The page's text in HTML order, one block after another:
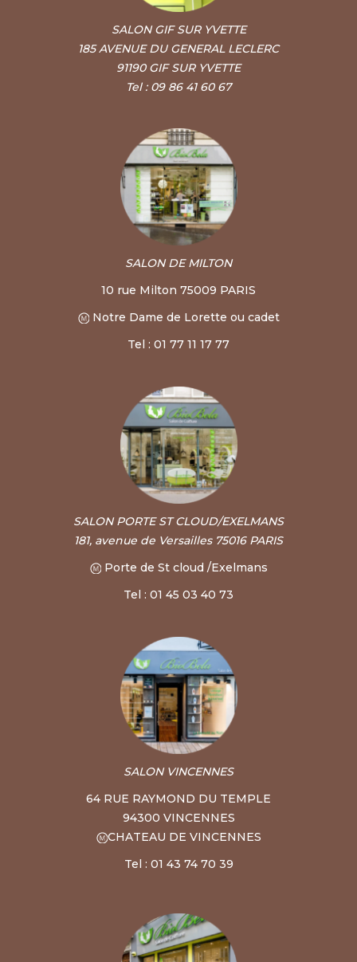
SALON GIF SUR YVETTE
185 AVENUE DU GENERAL LECLERC
91190 GIF SUR YVETTE
Tel : 09 86 41 60 67
SALON DE MILTON
10 rue Milton 75009 PARIS
Notre Dame de Lorette ou cadet
Tel : 01 77 11 17 77
SALON PORTE ST CLOUD/EXELMANS
181, avenue de Versailles 75016 PARIS
Porte de St cloud /Exelmans
Tel : 01 45 03 40 73
SALON VINCENNES
64 RUE RAYMOND DU TEMPLE
94300 VINCENNES
CHATEAU DE VINCENNES
Tel : 01 43 74 70 39